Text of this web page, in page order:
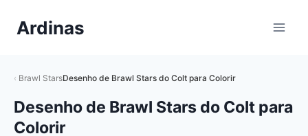
paraArdinas
Brawl StarsDesenho de Brawl Stars do Colt para Colorir
Desenho de Brawl Stars do Colt para
Colorir